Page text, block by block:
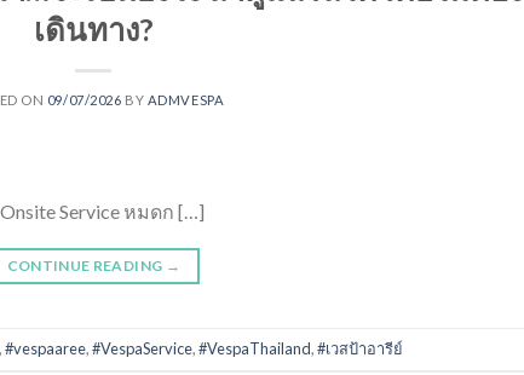
เดินทาง?
ON 09/07/2026 BY ADMVESPA
Onsite Service หมดก […]
CONTINUE READING →
,#vespaaree,#VespaService,#VespaThailand,#เวสป้าอารีย์